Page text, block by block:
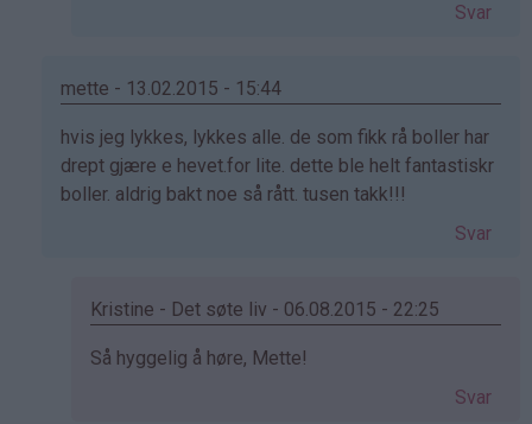
-
Svar
mette - 13.02.2015 - 15:44
Som
svar
på
bekreftet)
hvis jeg lykkes, lykkes alle. de som fikk rå boller har
drept gjære e hevet.for lite. dette ble helt fantastiskr
boller. aldrig bakt noe så rått. tusen takk!!!
Svar
Kristine - Det søte liv - 06.08.2015 - 22:25
Som
Så hyggelig å høre, Mette!
Svar